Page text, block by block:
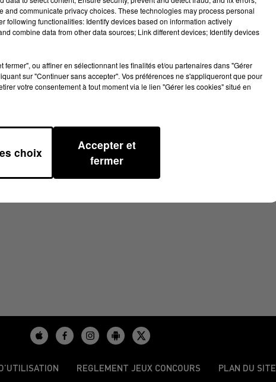
REGLEMENT JEUX CONCOURS PLAN DU SITE
and communicate privacy choices. These technologies may process personal
following functionalities: Identify devices based on information actively
combine data from other data sources; Link different devices; Identify devices
fermer", ou affiner en sélectionnant les finalités et/ou partenaires dans "Gérer
sur "Continuer sans accepter". Vos préférences ne s'appliqueront que pour
votre consentement à tout moment via le lien "Gérer les cookies" situé en
choix
Accepter et
fermer